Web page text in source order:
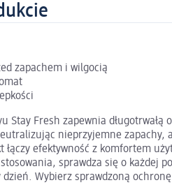
zapachem i wilgocią
Stay Fresh zapewnia
nieprzyjemne zapachy,
efektywność z komfortem
sprawdza się o każdej
dzień. Wybierz sprawdzoną